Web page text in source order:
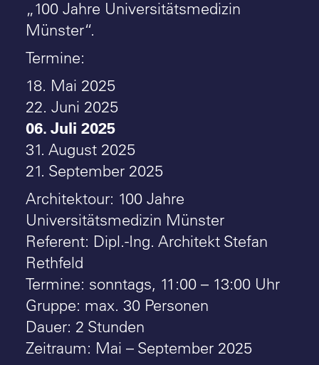
„100 Jahre Universitätsmedizin
Münster“.
Termine:
18. Mai 2025
22. Juni 2025
06. Juli 2025
31. August 2025
21. September 2025
Architektour: 100 Jahre
Universitätsmedizin Münster
Referent: Dipl.-Ing. Architekt Stefan
Rethfeld
Termine: sonntags, 11:00 – 13:00 Uhr
Gruppe: max. 30 Personen
Dauer: 2 Stunden
Zeitraum: Mai – September 2025